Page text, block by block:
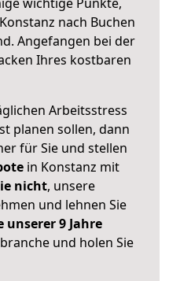
nach Buchen
Angefangen bei der
Ihres kostbaren
Arbeitsstress
planen sollen, dann
für Sie und stellen
in Konstanz mit
nicht, unsere
und lehnen Sie
unserer 9 Jahre
und holen Sie